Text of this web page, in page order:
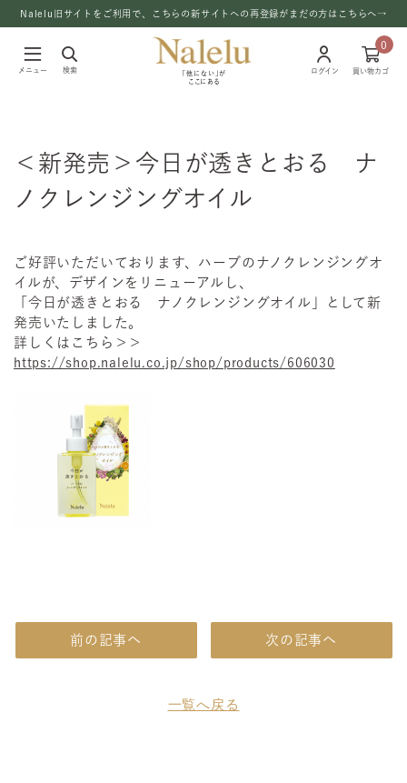
Nalelu旧サイトをご利用で、こちらの新サイトへの再登録がまだの方はこちらへ→
メニュー 検索
「他にない」が
ここにある
ログイン
0
買い物カゴ
＜新発売＞今日が透きとおる ナ
ノクレンジングオイル
ご好評いただいております、ハーブのナノクレンジングオ
イルが、デザインをリニューアルし、
「今日が透きとおる ナノクレンジングオイル」として新
発売いたしました。
詳しくはこちら＞＞
https://shop.nalelu.co.jp/shop/products/606030
前の記事へ
一覧へ戻る
次の記事へ